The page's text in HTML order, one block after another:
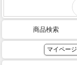
商品検索
マイページ